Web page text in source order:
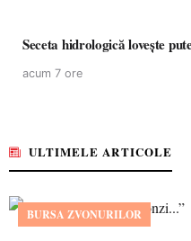
Seceta hidrologică lovește
acum 7 ore
ULTIMELE ARTICOLE
BURSA ZVONURILOR